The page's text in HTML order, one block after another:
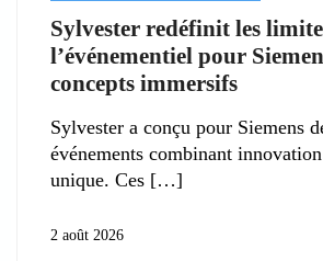
Sylvester redéfinit les
l’événementiel pour
concepts immersifs
Sylvester a conçu pour Siemens
événements combinant
unique. Ces
2 août 2026